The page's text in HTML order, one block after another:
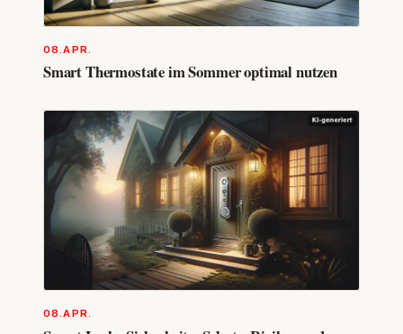
08.APR.
Smart Thermostate im Sommer optimal nutzen
08.APR.